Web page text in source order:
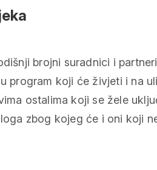
brojni suradnici i
program koji će živjeti i na
ostalima koji se žele
zbog kojeg će i oni koji